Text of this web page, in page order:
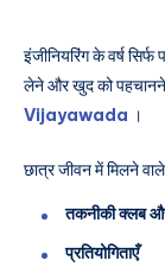
इंजीनियरिंग के वर्ष
लेने और खुद को पहचानने
Vijayawada ।
छात्र जीवन में मिलने
तकनीकी क्लब
प्रतियोगिताएँ